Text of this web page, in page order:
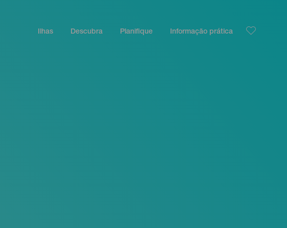
Ilhas Descubra Planifique Informação prática